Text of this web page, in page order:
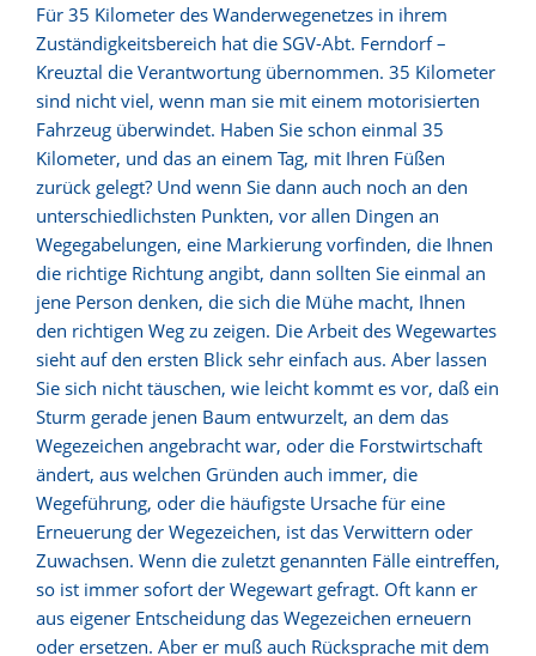
Für 35 Kilometer des Wanderwegenetzes in ihrem
Zuständigkeitsbereich hat die SGV-Abt. Ferndorf –
Kreuztal die Verantwortung übernommen. 35 Kilometer
sind nicht viel, wenn man sie mit einem motorisierten
Fahrzeug überwindet. Haben Sie schon einmal 35
Kilometer, und das an einem Tag, mit Ihren Füßen
zurück gelegt? Und wenn Sie dann auch noch an den
unterschiedlichsten Punkten, vor allen Dingen an
Wegegabelungen, eine Markierung vorfinden, die Ihnen
die richtige Richtung angibt, dann sollten Sie einmal an
jene Person denken, die sich die Mühe macht, Ihnen
den richtigen Weg zu zeigen. Die Arbeit des Wegewartes
sieht auf den ersten Blick sehr einfach aus. Aber lassen
Sie sich nicht täuschen, wie leicht kommt es vor, daß ein
Sturm gerade jenen Baum entwurzelt, an dem das
Wegezeichen angebracht war, oder die Forstwirtschaft
ändert, aus welchen Gründen auch immer, die
Wegeführung, oder die häufigste Ursache für eine
Erneuerung der Wegezeichen, ist das Verwittern oder
Zuwachsen. Wenn die zuletzt genannten Fälle eintreffen,
so ist immer sofort der Wegewart gefragt. Oft kann er
aus eigener Entscheidung das Wegezeichen erneuern
oder ersetzen. Aber er muß auch Rücksprache mit dem